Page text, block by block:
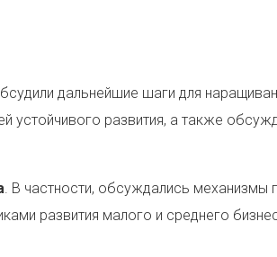
дальнейшие шаги для
развития, а также
. В частности, обсуждались механизмы
развития малого и среднего